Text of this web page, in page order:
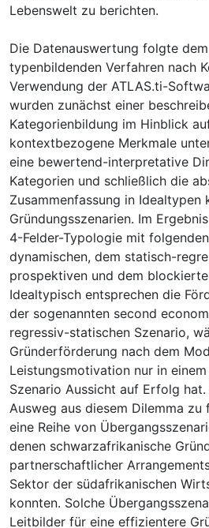
Lebenswelt zu berichten.
Die Datenauswertung folgte
typenbildenden Verfahren nach
Verwendung der ATLAS.ti-
wurden zunächst einer
Kategorienbildung im Hinblick
kontextbezogene Merkmale
eine bewertend-interpretative
Kategorien und schließlich die
Zusammenfassung in Idealtypen
Gründungsszenarien. Im
4-Felder-Typologie mit
dynamischen, dem statisch-
prospektiven und dem
Idealtypisch entsprechen die
der sogenannten second
regressiv-statischen Szenario,
Gründerförderung nach dem
Leistungsmotivation nur in
Szenario Aussicht auf Erfolg hat.
Ausweg aus diesem Dilemma
eine Reihe von
denen schwarzafrikanische
partnerschaftlicher
Sektor der südafrikanischen
konnten. Solche
Leitbilder für eine effizientere